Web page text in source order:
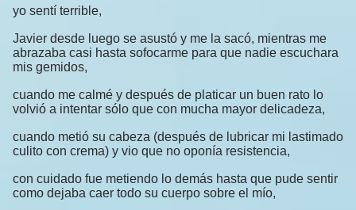
yo sentí terrible,
Javier desde luego se asustó y me la sacó, mientras me
abrazaba casi hasta sofocarme para que nadie escuchara
mis gemidos,
cuando me calmé y después de platicar un buen rato lo
volvió a intentar sólo que con mucha mayor delicadeza,
cuando metió su cabeza (después de lubricar mi lastimado
culito con crema) y vio que no oponía resistencia,
con cuidado fue metiendo lo demás hasta que pude sentir
como dejaba caer todo su cuerpo sobre el mío,